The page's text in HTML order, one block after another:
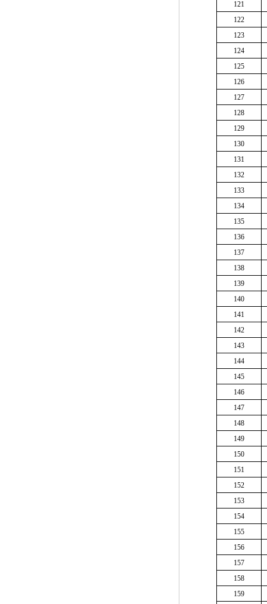
121
122
123
124
125
126
127
128
129
130
131
132
133
134
135
136
137
138
139
140
141
142
143
144
145
146
147
148
149
150
151
152
153
154
155
156
157
158
159